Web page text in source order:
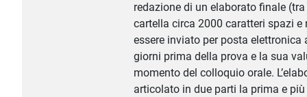
redazione di un elaborato finale
cartella circa 2000 caratteri spazi e
essere inviato per posta elettronica
giorni prima della prova e la sua
momento del colloquio orale.
articolato in due parti la prima e